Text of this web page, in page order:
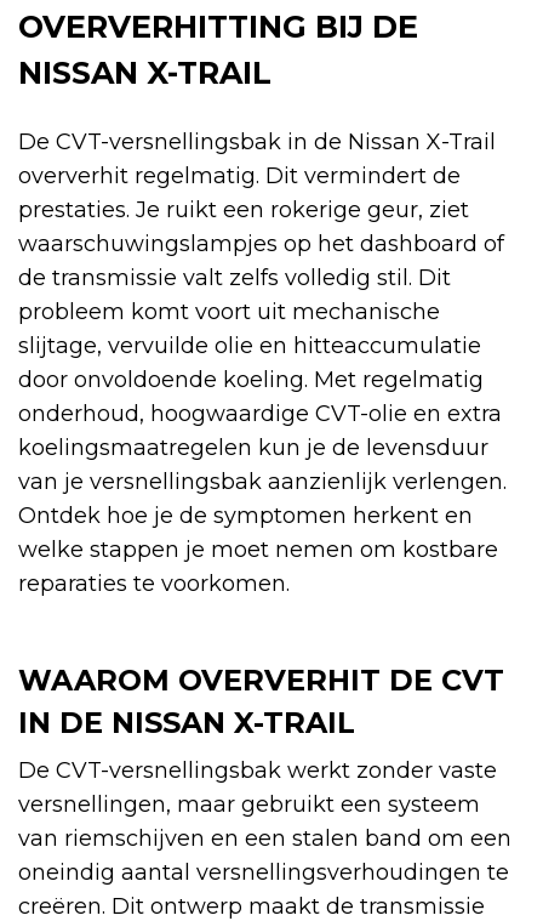
OVERVERHITTING BIJ DE
NISSAN X-TRAIL
De CVT-versnellingsbak in de Nissan X-Trail
oververhit regelmatig. Dit vermindert de
prestaties. Je ruikt een rokerige geur, ziet
waarschuwingslampjes op het dashboard of
de transmissie valt zelfs volledig stil. Dit
probleem komt voort uit mechanische
slijtage, vervuilde olie en hitteaccumulatie
door onvoldoende koeling. Met regelmatig
onderhoud, hoogwaardige CVT-olie en extra
koelingsmaatregelen kun je de levensduur
van je versnellingsbak aanzienlijk verlengen.
Ontdek hoe je de symptomen herkent en
welke stappen je moet nemen om kostbare
reparaties te voorkomen.
WAAROM OVERVERHIT DE CVT
IN DE NISSAN X-TRAIL
De CVT-versnellingsbak werkt zonder vaste
versnellingen, maar gebruikt een systeem
van riemschijven en een stalen band om een
oneindig aantal versnellingsverhoudingen te
creëren. Dit ontwerp maakt de transmissie